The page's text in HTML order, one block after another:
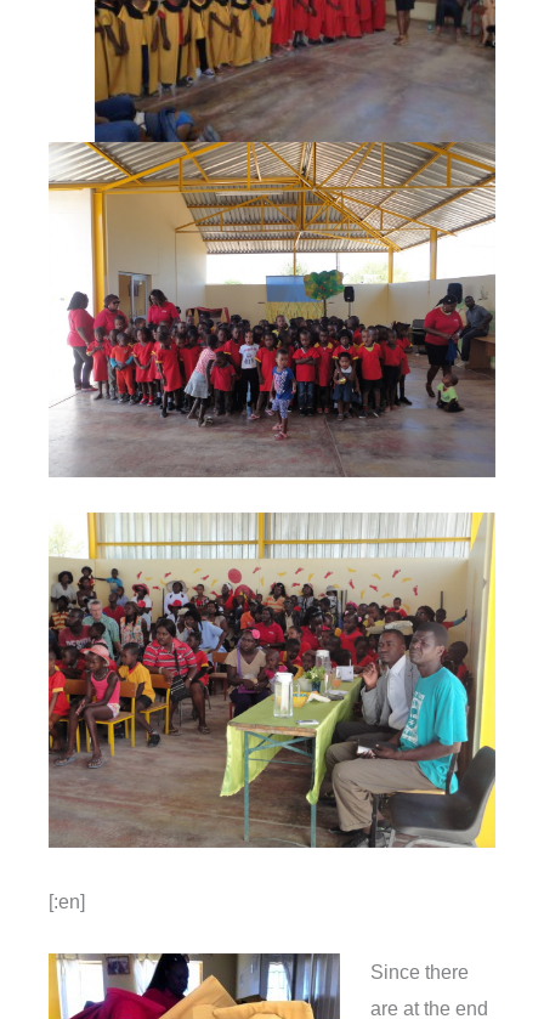
[:en]
Since there
are at the end